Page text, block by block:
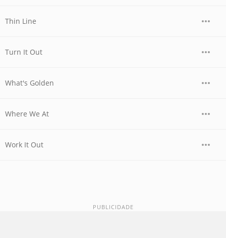
Thin Line
Turn It Out
What's Golden
Where We At
Work It Out